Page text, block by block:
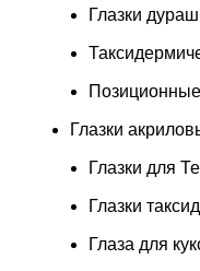
Глазки
Позиционные
Глазки
Глазки для
Глазки
Глаза для